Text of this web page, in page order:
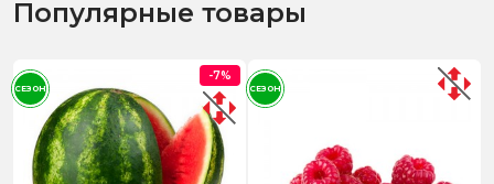
Популярные товары
-7%
СЕЗОН СЕЗОН